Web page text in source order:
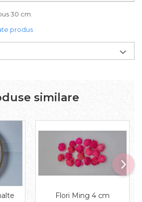
30 cm.
produs
similare
Flori Ming 4 cm